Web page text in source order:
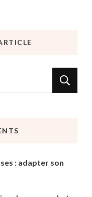
: adapter son